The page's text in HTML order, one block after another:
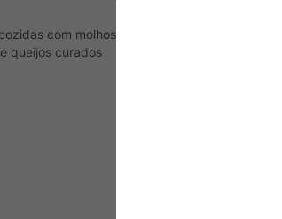
com molhos intensos, carnes de caça,
queijos curados